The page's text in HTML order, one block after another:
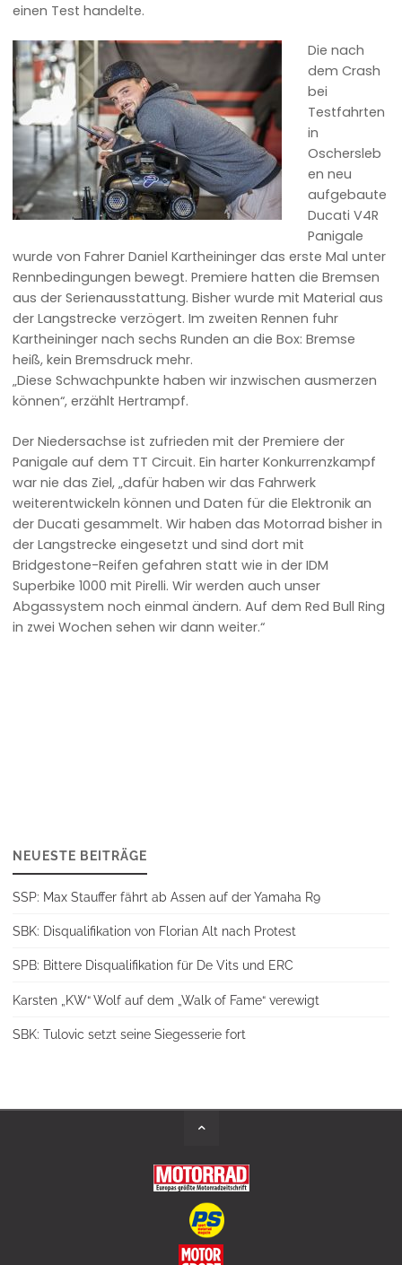
einen Test handelte.
Die nach
dem Crash
bei
Testfahrten
in
Oschersleb
en neu
aufgebaute
Ducati V4R
Panigale
wurde von Fahrer Daniel Kartheininger das erste Mal unter
Rennbedingungen bewegt. Premiere hatten die Bremsen
aus der Serienausstattung. Bisher wurde mit Material aus
der Langstrecke verzögert. Im zweiten Rennen fuhr
Kartheininger nach sechs Runden an die Box: Bremse
heiß, kein Bremsdruck mehr.
„Diese Schwachpunkte haben wir inzwischen ausmerzen
können“, erzählt Hertrampf.
Der Niedersachse ist zufrieden mit der Premiere der
Panigale auf dem TT Circuit. Ein harter Konkurrenzkampf
war nie das Ziel, „dafür haben wir das Fahrwerk
weiterentwickeln können und Daten für die Elektronik an
der Ducati gesammelt. Wir haben das Motorrad bisher in
der Langstrecke eingesetzt und sind dort mit
Bridgestone-Reifen gefahren statt wie in der IDM
Superbike 1000 mit Pirelli. Wir werden auch unser
Abgassystem noch einmal ändern. Auf dem Red Bull Ring
in zwei Wochen sehen wir dann weiter.“
NEUESTE BEITRÄGE
SSP: Max Stauffer fährt ab Assen auf der Yamaha R9
SBK: Disqualifikation von Florian Alt nach Protest
SPB: Bittere Disqualifikation für De Vits und ERC
Karsten „KW“ Wolf auf dem „Walk of Fame“ verewigt
SBK: Tulovic setzt seine Siegesserie fort
Back